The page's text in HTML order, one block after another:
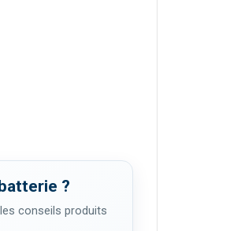
?
conseils produits